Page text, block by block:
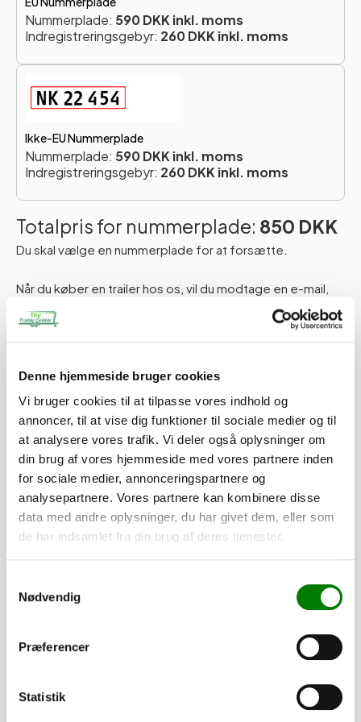
Denne hjemmeside bruger cookies
Vi bruger cookies til at tilpasse vores indhold og
annoncer, til at vise dig funktioner til sociale medier og til
at analysere vores trafik. Vi deler også oplysninger om
din brug af vores hjemmeside med vores partnere inden
for sociale medier, annonceringspartnere og
analysepartnere. Vores partnere kan kombinere disse
data med andre oplysninger, du har givet dem, eller som
de har indsamlet fra din brug af deres tjenester.
Nødvendig
Præferencer
Statistik
Nummerplade: 590 DKK inkl. moms
Indregistreringsgebyr: 260 DKK inkl. moms
Ikke-EU Nummerplade
Nummerplade: 590 DKK inkl. moms
Indregistreringsgebyr: 260 DKK inkl. moms
Totalpris for nummerplade: 850 DKK
Du skal vælge en nummerplade for at forsætte.
Når du køber en trailer hos os, vil du modtage en e-mail,
hvor vi beder dig om at oplyse navn, adresse og CPR-
nummer. Disse oplysninger er nødvendige for at kunne
indregistrere din trailer korrekt. Du skal blot besvare e-
Hvis du har spørgsmål, er du naturligvis altid velkommen til
at kontakte os.
Tilføj til kurv
Tilpas din trailer efter dine behov. Alle dele er som standard
1.580,00kr.